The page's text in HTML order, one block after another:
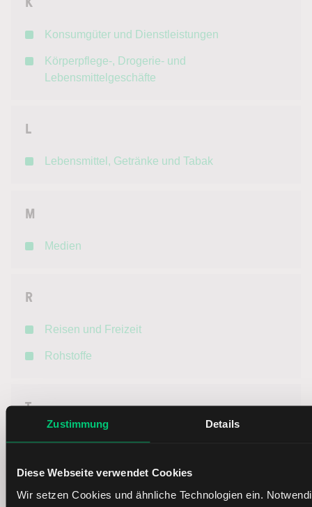
Zustimmung Details
Diese Webseite verwendet Cookies
Wir setzen Cookies und ähnliche Technologien ein.
Konsumgüter und Dienstleistungen
Körperpflege-, Drogerie- und
Lebensmittelgeschäfte
L
Lebensmittel, Getränke und Tabak
M
Medien
R
Reisen und Freizeit
Rohstoffe
T
Technologie